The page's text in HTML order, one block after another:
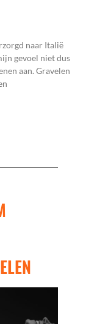
naar Italië
gevoel niet dus
aan. Gravelen